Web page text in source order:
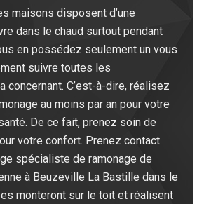
maisons disposent d’une
dans le chaud surtout pendant
en possédez seulement un vous
suivre toutes les
concernant. C’est-à-dire, réalisez
au moins par an pour votre
De ce fait, prenez soin de
votre confort. Prenez contact
spécialiste de ramonage de
à Beuzeville La Bastille dans le
monteront sur le toit et réalisent